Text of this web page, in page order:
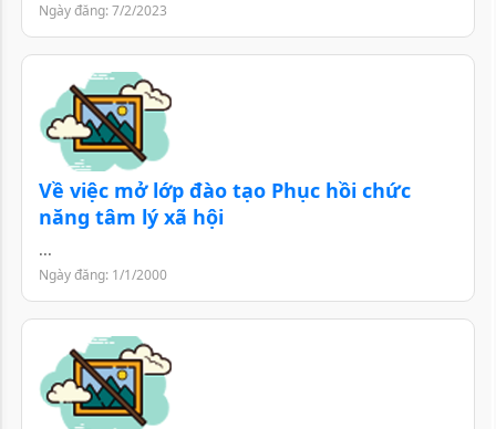
Ngày đăng: 7/2/2023
Về việc mở lớp đào tạo Phục hồi chức
năng tâm lý xã hội
...
Ngày đăng: 1/1/2000